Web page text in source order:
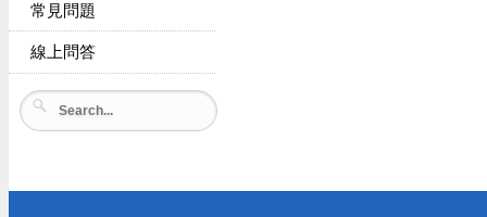
常見問題
線上問答